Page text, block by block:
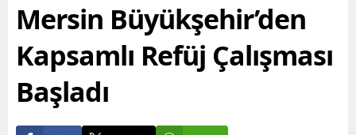
Mersin Büyükşehir’den
Kapsamlı Refüj Çalışması
Başladı